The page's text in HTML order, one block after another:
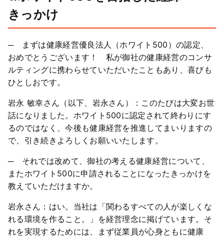
きっかけ
─ まずは健康経営優良法人（ホワイト500）の認定、
おめでとうございます！ 私が御社の健康経営のコンサ
ルティングに携わらせていただいたこともあり、喜びも
ひとしおです。
岩永 敏幸さん（以下、岩永さん）：このたびは大変お世
話になりました。ホワイト500に認定されて終わりにす
るのではなく、今後も健康経営を推進してまいりますの
で、引き続きよろしくお願いいたします。
─ それでは改めて、御社の考える健康経営について、
またホワイト500に申請されることになったきっかけを
教えていただけますか。
岩永さん：はい。当社は「関わるすべての人が楽しくな
れる環境を作ること。」を経営理念に掲げています。そ
れを実現するためには、まず従業員が心身ともに健康